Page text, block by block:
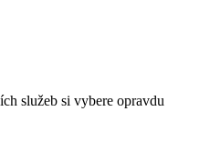
služeb si vybere opravdu